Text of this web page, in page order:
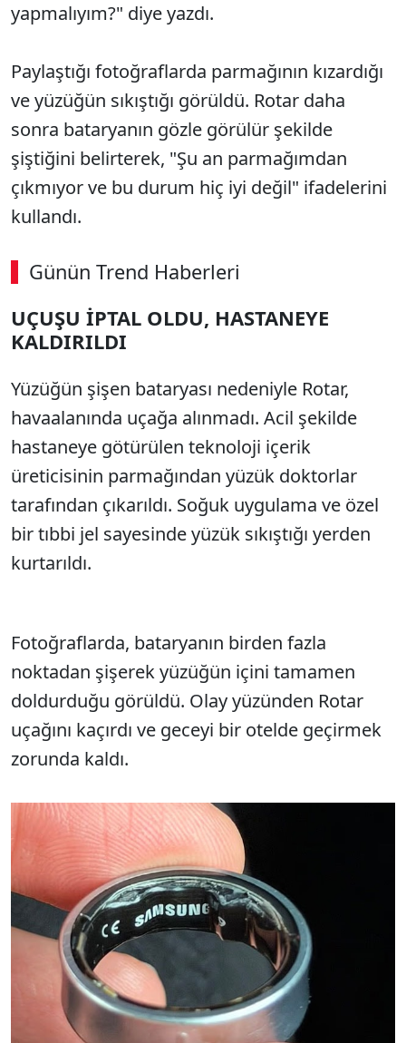
yapmalıyım?" diye yazdı.
Paylaştığı fotoğraflarda parmağının kızardığı
ve yüzüğün sıkıştığı görüldü. Rotar daha
sonra bataryanın gözle görülür şekilde
şiştiğini belirterek, "Şu an parmağımdan
çıkmıyor ve bu durum hiç iyi değil" ifadelerini
kullandı.
Günün Trend Haberleri
SÖZCÜ SON DAKİKA
UÇUŞU İPTAL OLDU, HASTANEYE
KALDIRILDI
Yüzüğün şişen bataryası nedeniyle Rotar,
havaalanında uçağa alınmadı. Acil şekilde
hastaneye götürülen teknoloji içerik
üreticisinin parmağından yüzük doktorlar
tarafından çıkarıldı. Soğuk uygulama ve özel
bir tıbbi jel sayesinde yüzük sıkıştığı yerden
kurtarıldı.
Fotoğraflarda, bataryanın birden fazla
noktadan şişerek yüzüğün içini tamamen
doldurduğu görüldü. Olay yüzünden Rotar
uçağını kaçırdı ve geceyi bir otelde geçirmek
zorunda kaldı.